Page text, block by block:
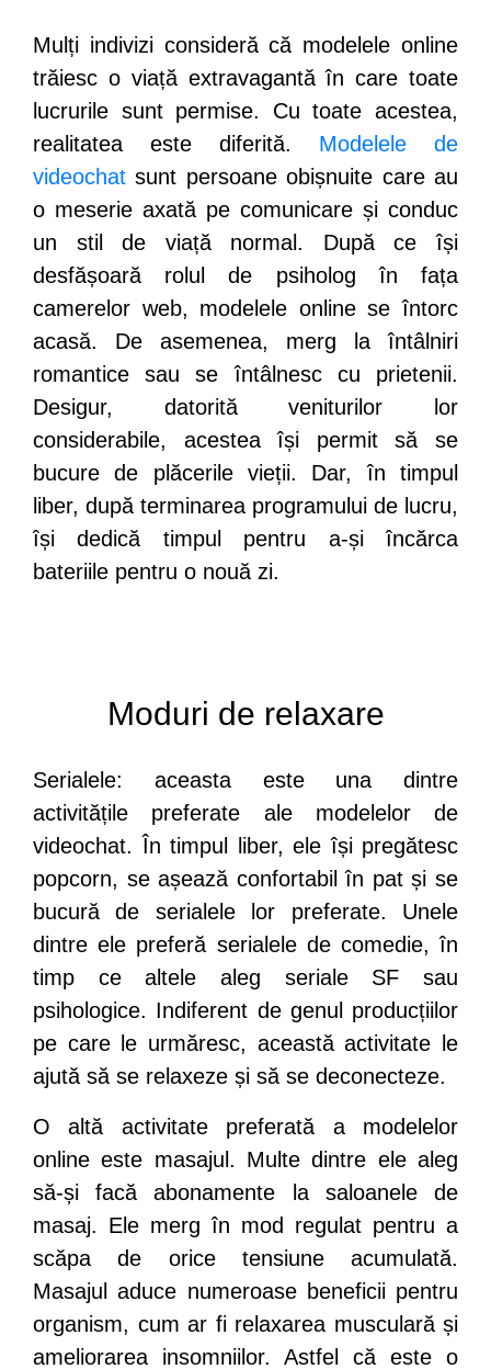
Mulți indivizi consideră că modelele online
trăiesc o viață extravagantă în care toate
lucrurile sunt permise. Cu toate acestea,
realitatea este diferită. Modelele de
videochat sunt persoane obișnuite care au
o meserie axată pe comunicare și conduc
un stil de viață normal. După ce își
desfășoară rolul de psiholog în fața
camerelor web, modelele online se întorc
acasă. De asemenea, merg la întâlniri
romantice sau se întâlnesc cu prietenii.
Desigur, datorită veniturilor lor
considerabile, acestea își permit să se
bucure de plăcerile vieții. Dar, în timpul
liber, după terminarea programului de lucru,
își dedică timpul pentru a-și încărca
bateriile pentru o nouă zi.
Moduri de relaxare
Serialele: aceasta este una dintre
activitățile preferate ale modelelor de
videochat. În timpul liber, ele își pregătesc
popcorn, se așează confortabil în pat și se
bucură de serialele lor preferate. Unele
dintre ele preferă serialele de comedie, în
timp ce altele aleg seriale SF sau
psihologice. Indiferent de genul producțiilor
pe care le urmăresc, această activitate le
ajută să se relaxeze și să se deconecteze.
O altă activitate preferată a modelelor
online este masajul. Multe dintre ele aleg
să-și facă abonamente la saloanele de
masaj. Ele merg în mod regulat pentru a
scăpa de orice tensiune acumulată.
Masajul aduce numeroase beneficii pentru
organism, cum ar fi relaxarea musculară și
ameliorarea insomniilor. Astfel că este o